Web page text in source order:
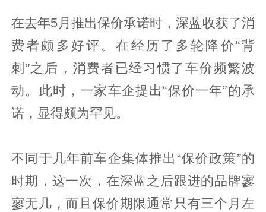
在去年5月推出保价承诺时，深蓝收获了消
费者颇多好评。在经历了多轮降价“背
刺”之后，消费者已经习惯了车价频繁波
动。此时，一家车企提出“保价一年”的承
诺，显得颇为罕见。
不同于几年前车企集体推出“保价政策”的
时期，这一次，在深蓝之后跟进的品牌寥
寥无几，而且保价期限通常只有三个月左